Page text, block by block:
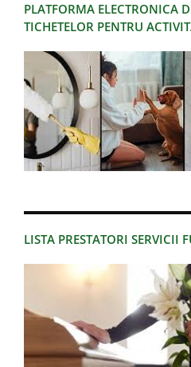
PLATFORMA ELECTRONICA
TICHETELOR PENTRU
LISTA PRESTATORI SERVICII